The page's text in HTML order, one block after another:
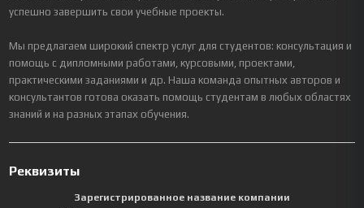
успешно завершить свои учебные проекты.
Мы предлагаем широкий спектр услуг для студентов: консультация и
помощь с дипломными работами, курсовыми, проектами,
практическими заданиями и др. Наша команда опытных авторов и
консультантов готова оказать помощь студентам в любых областях
знаний и на разных этапах обучения.
Реквизиты
Зарегистрированное название компании